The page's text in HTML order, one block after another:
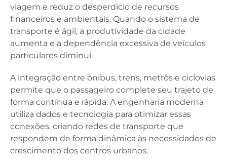
viagem e reduz o desperdício de recursos
financeiros e ambientais. Quando o sistema de
transporte é ágil, a produtividade da cidade
aumenta e a dependência excessiva de veículos
particulares diminui.
A integração entre ônibus, trens, metrôs e ciclovias
permite que o passageiro complete seu trajeto de
forma contínua e rápida. A engenharia moderna
utiliza dados e tecnologia para otimizar essas
conexões, criando redes de transporte que
respondem de forma dinâmica às necessidades de
crescimento dos centros urbanos.